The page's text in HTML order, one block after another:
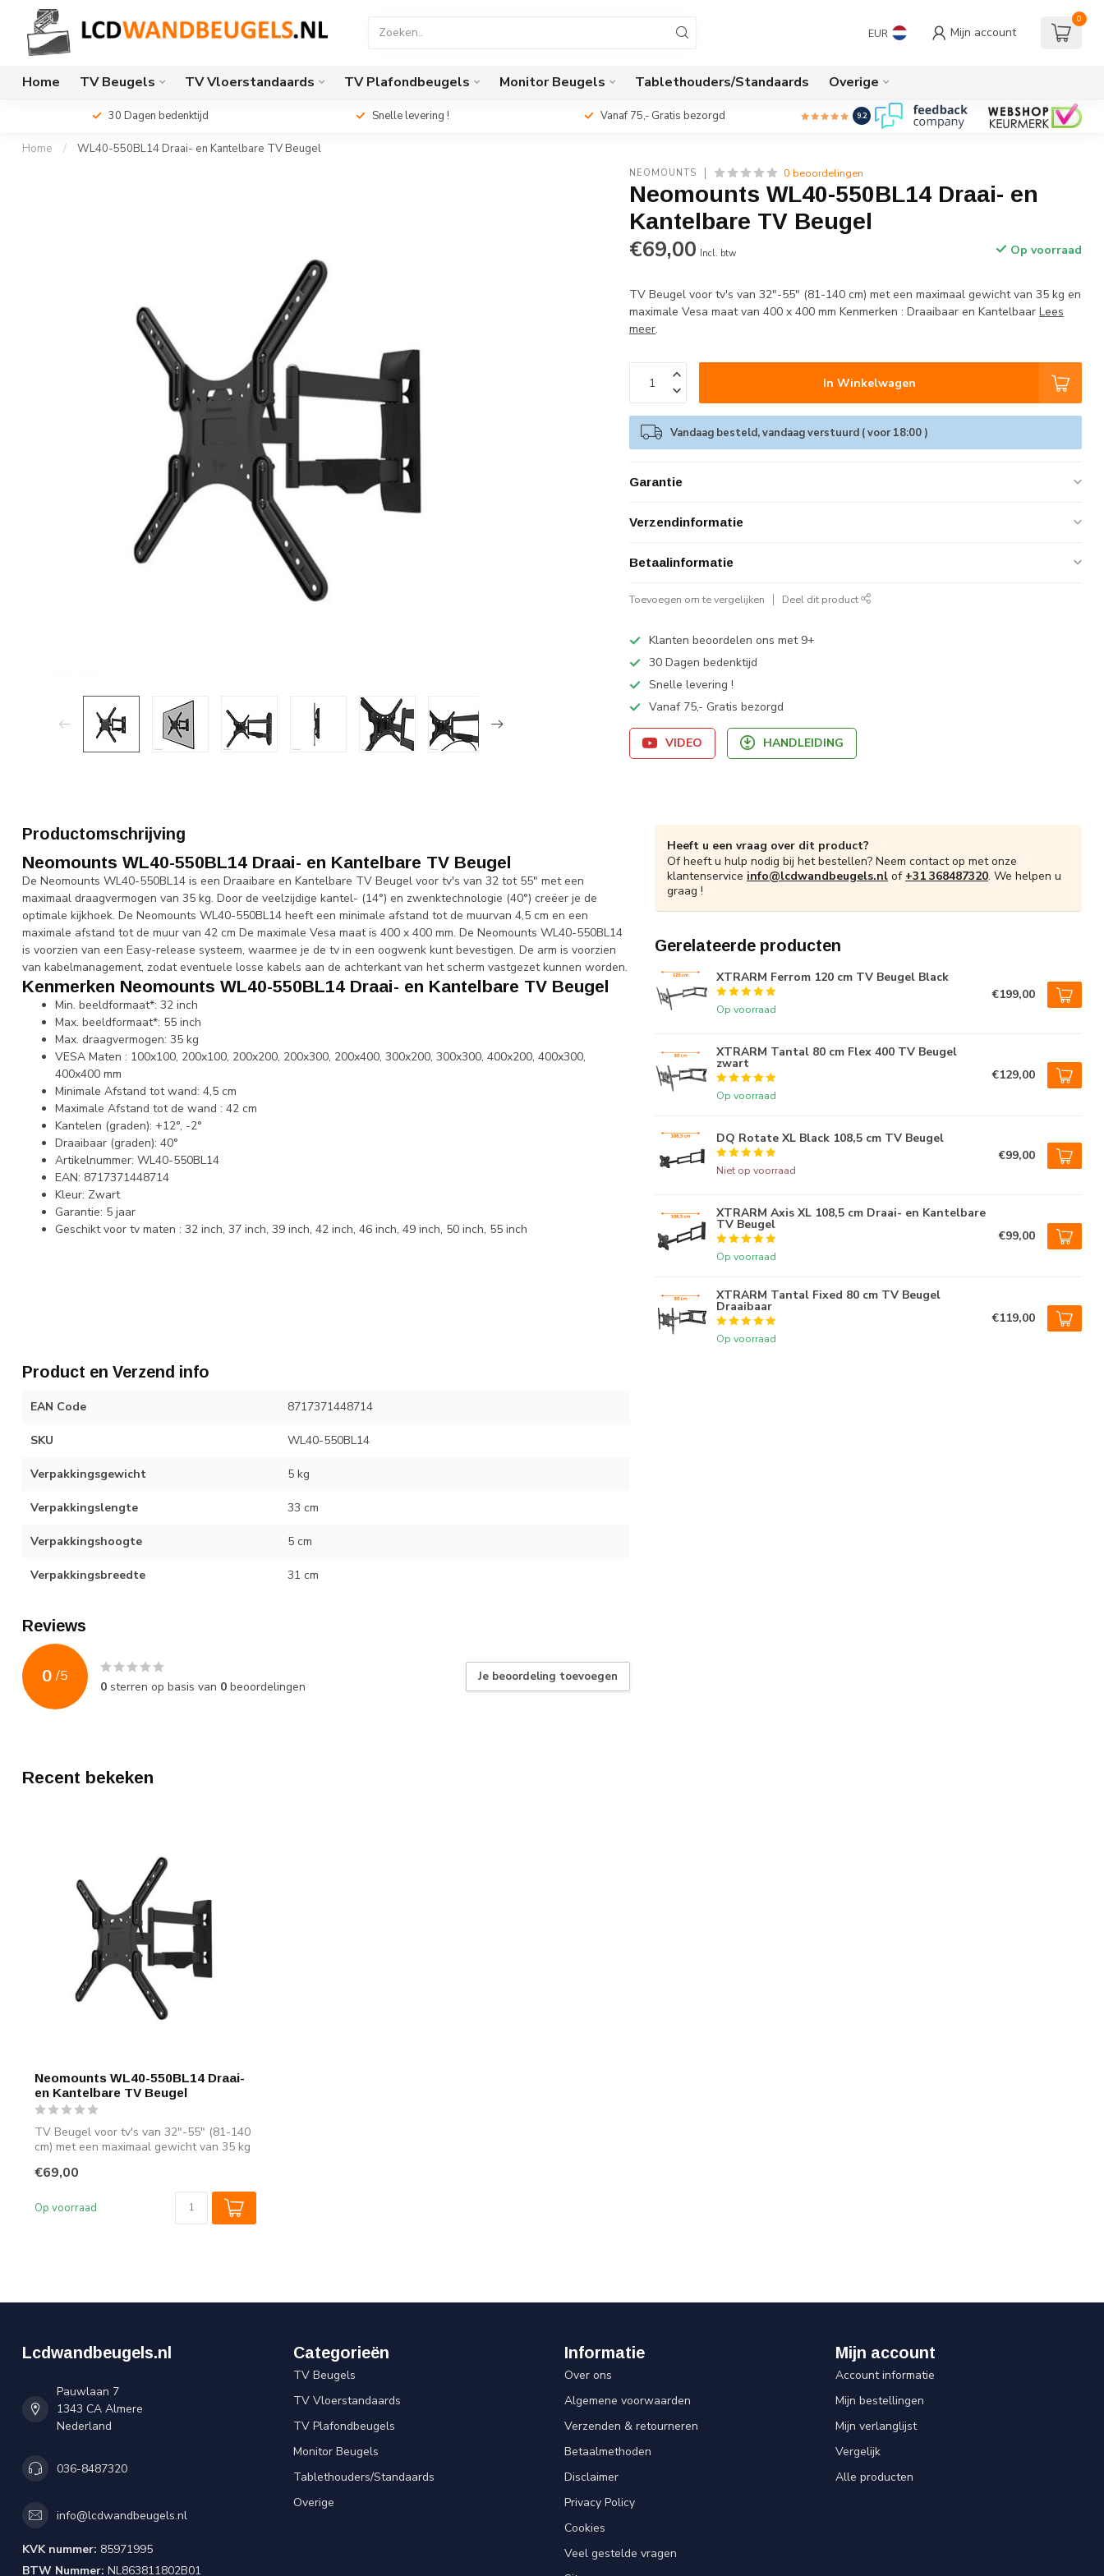
EUR Mijn account
0
Home TV Beugels TV Vloerstandaards TV Plafondbeugels Monitor Beugels Tablethouders/Standaards Overige
30 Dagen bedenktijd Snelle levering ! Vanaf 75,- Gratis bezorgd 9.2
Home / WL40-550BL14 Draai- en Kantelbare TV Beugel
NEOMOUNTS 0 beoordelingen
Neomounts WL40-550BL14 Draai- en
Kantelbare TV Beugel
€69,00 Incl. btw Op voorraad
TV Beugel voor tv's van 32"-55" (81-140 cm) met een maximaal gewicht van 35 kg en
maximale Vesa maat van 400 x 400 mm Kenmerken : Draaibaar en KantelbaarLees
meer.
In Winkelwagen
Vandaag besteld, vandaag verstuurd ( voor 18:00 )
Garantie
Verzendinformatie
Betaalinformatie
Toevoegen om te vergelijken Deel dit product
Klanten beoordelen ons met 9+
30 Dagen bedenktijd
Snelle levering !
Vanaf 75,- Gratis bezorgd
VIDEO HANDLEIDING
Productomschrijving
Neomounts WL40-550BL14 Draai- en Kantelbare TV Beugel
De Neomounts WL40-550BL14 is een Draaibare en Kantelbare TV Beugel voor tv's van 32 tot 55" met een
maximaal draagvermogen van 35 kg. Door de veelzijdige kantel- (14°) en zwenktechnologie (40°) creëer je de
optimale kijkhoek. De Neomounts WL40-550BL14 heeft een minimale afstand tot de muurvan 4,5 cm en een
maximale afstand tot de muur van 42 cm De maximale Vesa maat is 400 x 400 mm. De Neomounts WL40-550BL14
is voorzien van een Easy-release systeem, waarmee je de tv in een oogwenk kunt bevestigen. De arm is voorzien
van kabelmanagement, zodat eventuele losse kabels aan de achterkant van het scherm vastgezet kunnen worden.
Kenmerken Neomounts WL40-550BL14 Draai- en Kantelbare TV Beugel
Min. beeldformaat*: 32 inch
Max. beeldformaat*: 55 inch
Max. draagvermogen: 35 kg
VESA Maten : 100x100, 200x100, 200x200, 200x300, 200x400, 300x200, 300x300, 400x200, 400x300,
400x400 mm
Minimale Afstand tot wand: 4,5 cm
Maximale Afstand tot de wand : 42 cm
Kantelen (graden): +12°, -2°
Draaibaar (graden): 40°
Artikelnummer: WL40-550BL14
EAN: 8717371448714
Kleur: Zwart
Garantie: 5 jaar
Geschikt voor tv maten : 32 inch, 37 inch, 39 inch, 42 inch, 46 inch, 49 inch, 50 inch, 55 inch
Product en Verzend info
EAN Code 8717371448714
SKU WL40-550BL14
Verpakkingsgewicht 5 kg
Verpakkingslengte 33 cm
Verpakkingshoogte 5 cm
Verpakkingsbreedte 31 cm
Reviews
0 /5
0 sterren op basis van 0 beoordelingen
Je beoordeling toevoegen
Heeft u een vraag over dit product?
Of heeft u hulp nodig bij het bestellen? Neem contact op met onze
klantenservice info@lcdwandbeugels.nl of +31 368487320. We helpen u
graag !
Gerelateerde producten
XTRARM Ferrom 120 cm TV Beugel Black
Op voorraad
€199,00
XTRARM Tantal 80 cm Flex 400 TV Beugel
zwart
Op voorraad
€129,00
DQ Rotate XL Black 108,5 cm TV Beugel
Niet op voorraad
€99,00
XTRARM Axis XL 108,5 cm Draai- en Kantelbare
TV Beugel
Op voorraad
€99,00
XTRARM Tantal Fixed 80 cm TV Beugel
Draaibaar
Op voorraad
€119,00
Recent bekeken
Neomounts WL40-550BL14 Draai-
en Kantelbare TV Beugel
TV Beugel voor tv's van 32"-55" (81-140
cm) met een maximaal gewicht van 35 kg
€69,00
Op voorraad
Lcdwandbeugels.nl
Pauwlaan 7
1343 CA Almere
Nederland
036-8487320
info@lcdwandbeugels.nl
KVK nummer: 85971995
BTW Nummer: NL863811802B01
Categorieën
TV Beugels
TV Vloerstandaards
TV Plafondbeugels
Monitor Beugels
Tablethouders/Standaards
Overige
Informatie
Over ons
Algemene voorwaarden
Verzenden & retourneren
Betaalmethoden
Disclaimer
Privacy Policy
Cookies
Veel gestelde vragen
Mijn account
Account informatie
Mijn bestellingen
Mijn verlanglijst
Vergelijk
Alle producten